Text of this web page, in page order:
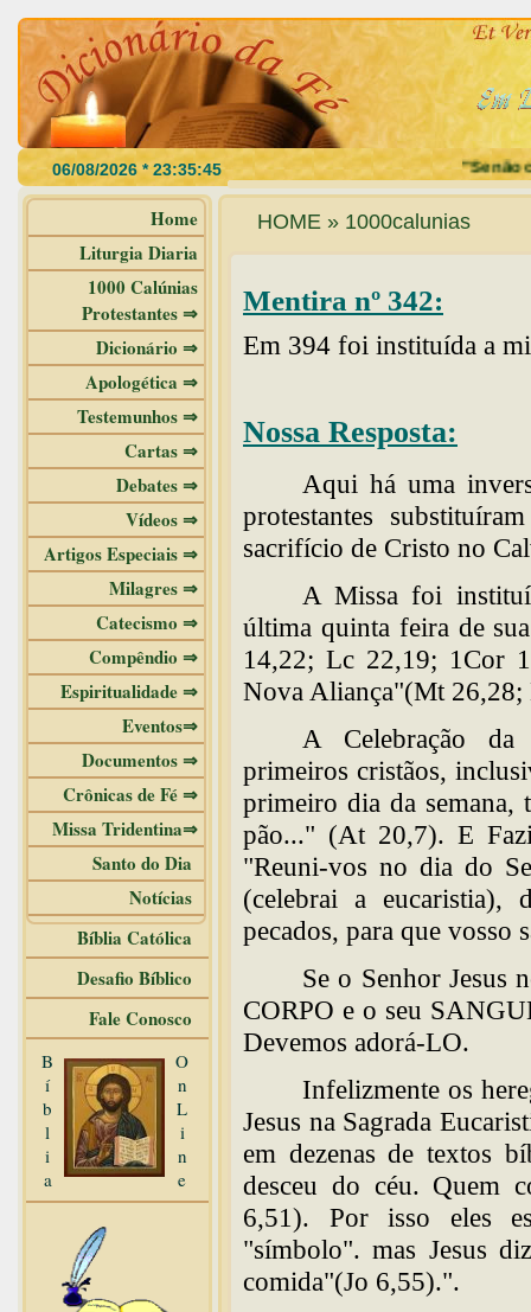
"Se não
Home
Liturgia Diaria
1000 Calúnias
Protestantes ⇒
Dicionário ⇒
Apologética ⇒
Testemunhos ⇒
Cartas ⇒
Debates ⇒
Vídeos ⇒
Artigos Especiais ⇒
Milagres ⇒
Catecismo ⇒
Compêndio ⇒
Espiritualidade ⇒
Eventos⇒
Documentos ⇒
Crônicas de Fé ⇒
Missa Tridentina⇒
Santo do Dia
Notícias
Bíblia Católica
Desafio Bíblico
Fale Conosco
B
í
b
l
i
a
O
n
L
i
n
e
HOME » 1000calunias
Mentira nº 342:
Em 394 foi instituída a
Nossa Resposta:
Aqui há uma
protestantes
sacrifício de Cristo no
A Missa foi
última quinta feira de
14,22; Lc 22,19; 1Cor
Nova Aliança"(Mt
A Celebração da
primeiros cristãos,
primeiro dia da semana,
pão..." (At 20,7). E
"Reuni-vos no dia do
(celebrai a eucaristia),
pecados, para que
Se o Senhor Jesus
CORPO e o seu
Devemos adorá-LO.
Infelizmente os
Jesus na Sagrada
em dezenas de textos
desceu do céu. Quem
6,51). Por isso eles
"símbolo". mas Jesus
comida"(Jo 6,55).".